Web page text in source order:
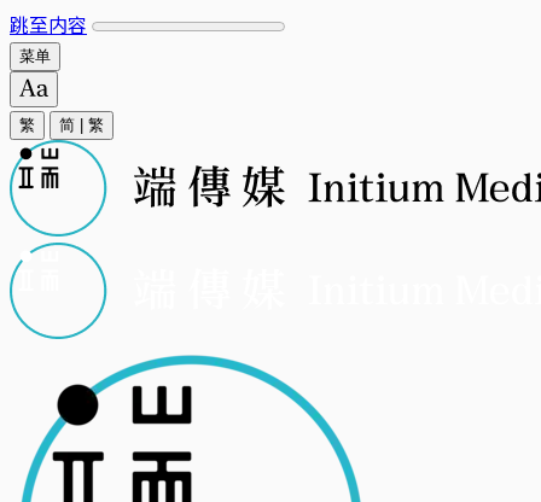
跳至内容
菜单
繁 简 繁